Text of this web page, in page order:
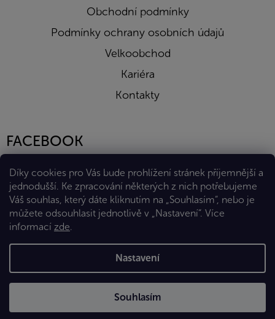
Díky cookies pro Vás bude prohlížení stránek příjemnější a
jednodušší. Ke zpracování některých z nich potřebujeme
Váš souhlas, který dáte kliknutím na „Souhlasím“, nebo je
můžete odsouhlasit jednotlivě v „Nastavení“. Více
informací zde.
Nastavení
Souhlasím
Obchodní podmínky
Podmínky ochrany osobních údajů
Velkoobchod
Kariéra
Kontakty
FACEBOOK
Vytvořil Shoptet Premium
Copyright 2026Eshop Diana Company, spol. s r.o.. Všechna
práva vyhrazena.